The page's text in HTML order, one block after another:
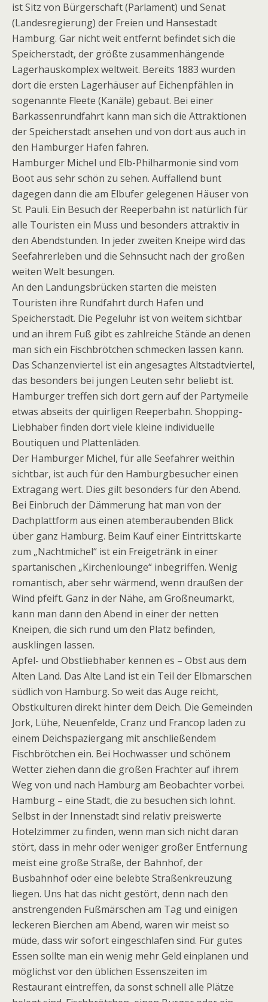
ist Sitz von Bürgerschaft (Parlament) und Senat
(Landesregierung) der Freien und Hansestadt
Hamburg. Gar nicht weit entfernt befindet sich die
Speicherstadt, der größte zusammenhängende
Lagerhauskomplex weltweit. Bereits 1883 wurden
dort die ersten Lagerhäuser auf Eichenpfählen in
sogenannte Fleete (Kanäle) gebaut. Bei einer
Barkassenrundfahrt kann man sich die Attraktionen
der Speicherstadt ansehen und von dort aus auch in
den Hamburger Hafen fahren.
Hamburger Michel und Elb-Philharmonie sind vom
Boot aus sehr schön zu sehen. Auffallend bunt
dagegen dann die am Elbufer gelegenen Häuser von
St. Pauli. Ein Besuch der Reeperbahn ist natürlich für
alle Touristen ein Muss und besonders attraktiv in
den Abendstunden. In jeder zweiten Kneipe wird das
Seefahrerleben und die Sehnsucht nach der großen
weiten Welt besungen.
An den Landungsbrücken starten die meisten
Touristen ihre Rundfahrt durch Hafen und
Speicherstadt. Die Pegeluhr ist von weitem sichtbar
und an ihrem Fuß gibt es zahlreiche Stände an denen
man sich ein Fischbrötchen schmecken lassen kann.
Das Schanzenviertel ist ein angesagtes Altstadtviertel,
das besonders bei jungen Leuten sehr beliebt ist.
Hamburger treffen sich dort gern auf der Partymeile
etwas abseits der quirligen Reeperbahn. Shopping-
Liebhaber finden dort viele kleine individuelle
Boutiquen und Plattenläden.
Der Hamburger Michel, für alle Seefahrer weithin
sichtbar, ist auch für den Hamburgbesucher einen
Extragang wert. Dies gilt besonders für den Abend.
Bei Einbruch der Dämmerung hat man von der
Dachplattform aus einen atemberaubenden Blick
über ganz Hamburg. Beim Kauf einer Eintrittskarte
zum „Nachtmichel“ ist ein Freigetränk in einer
spartanischen „Kirchenlounge“ inbegriffen. Wenig
romantisch, aber sehr wärmend, wenn draußen der
Wind pfeift. Ganz in der Nähe, am Großneumarkt,
kann man dann den Abend in einer der netten
Kneipen, die sich rund um den Platz befinden,
ausklingen lassen.
Apfel- und Obstliebhaber kennen es – Obst aus dem
Alten Land. Das Alte Land ist ein Teil der Elbmarschen
südlich von Hamburg. So weit das Auge reicht,
Obstkulturen direkt hinter dem Deich. Die Gemeinden
Jork, Lühe, Neuenfelde, Cranz und Francop laden zu
einem Deichspaziergang mit anschließendem
Fischbrötchen ein. Bei Hochwasser und schönem
Wetter ziehen dann die großen Frachter auf ihrem
Weg von und nach Hamburg am Beobachter vorbei.
Hamburg – eine Stadt, die zu besuchen sich lohnt.
Selbst in der Innenstadt sind relativ preiswerte
Hotelzimmer zu finden, wenn man sich nicht daran
stört, dass in mehr oder weniger großer Entfernung
meist eine große Straße, der Bahnhof, der
Busbahnhof oder eine belebte Straßenkreuzung
liegen. Uns hat das nicht gestört, denn nach den
anstrengenden Fußmärschen am Tag und einigen
leckeren Bierchen am Abend, waren wir meist so
müde, dass wir sofort eingeschlafen sind. Für gutes
Essen sollte man ein wenig mehr Geld einplanen und
möglichst vor den üblichen Essenszeiten im
Restaurant eintreffen, da sonst schnell alle Plätze